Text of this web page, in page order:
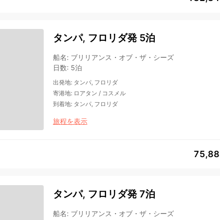
タンパ, フロリダ発 5泊
船名: ブリリアンス・オブ・ザ・シーズ
日数: 5泊
出発地: タンパ, フロリダ
寄港地: ロアタン / コスメル
到着地: タンパ, フロリダ
旅程を表示
タンパ, フロリダ発 7泊
船名: ブリリアンス・オブ・ザ・シーズ